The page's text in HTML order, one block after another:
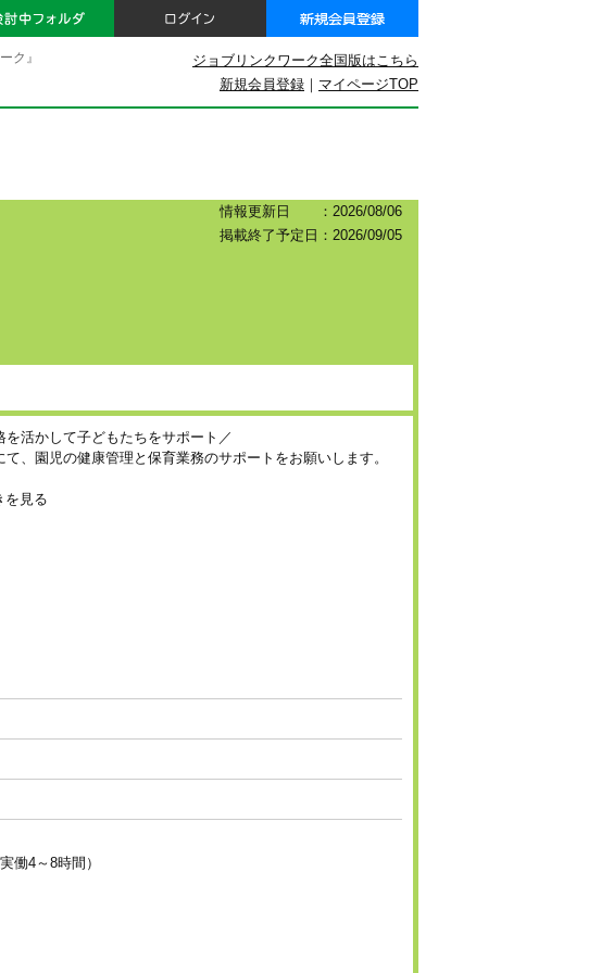
ク』
ジョブリンクワーク全国版はこちら
マイページTOP
新規会員登録 ｜
情報更新日 ：2026/08/06
掲載終了予定日：2026/09/05
を活かして子どもたちをサポート／
て、園児の健康管理と保育業務のサポートをお願いします。
を見る
働4～8時間）